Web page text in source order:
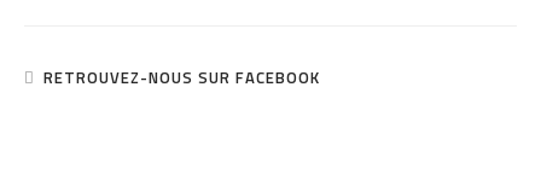
RETROUVEZ-NOUS SUR FACEBOOK